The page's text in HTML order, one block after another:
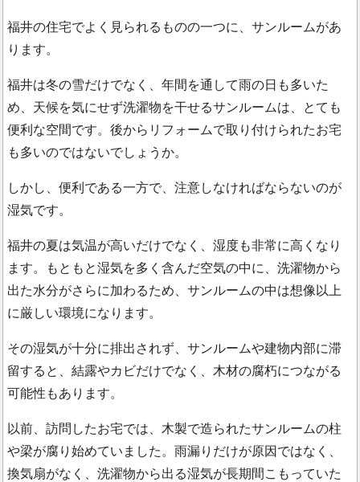
福井の住宅でよく見られるものの一つに、サンルームがあ
ります。
福井は冬の雪だけでなく、年間を通して雨の日も多いた
め、天候を気にせず洗濯物を干せるサンルームは、とても
便利な空間です。後からリフォームで取り付けられたお宅
も多いのではないでしょうか。
しかし、便利である一方で、注意しなければならないのが
湿気です。
福井の夏は気温が高いだけでなく、湿度も非常に高くなり
ます。もともと湿気を多く含んだ空気の中に、洗濯物から
出た水分がさらに加わるため、サンルームの中は想像以上
に厳しい環境になります。
その湿気が十分に排出されず、サンルームや建物内部に滞
留すると、結露やカビだけでなく、木材の腐朽につながる
可能性もあります。
以前、訪問したお宅では、木製で造られたサンルームの柱
や梁が腐り始めていました。雨漏りだけが原因ではなく、
換気扇がなく、洗濯物から出る湿気が長期間こもっていた